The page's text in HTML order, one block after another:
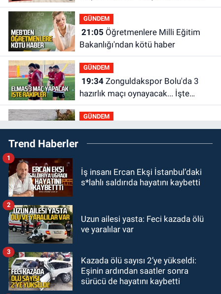
GÜNDEM
21:05
Bakanlığı'ndan kötü haber
GÜNDEM
19:34Zonguldakspor Bolu'da 3
hazırlık maçı oynayacak... İşte
rakipler...
GÜNDEM
19:27Çaycuma ırmağında görüldü:
Görenler şaşkınlık yaşadı
19:12TMO kabuklu fındık alım
18:52Zonguldak'ta pitbul köpek
GÜNDEM
18:44
çarptı: Ağır yaralanan yaya tedavi
Trend Haberler
İş insanı Ercan Ekşi İstanbul’daki
s*lahlı saldırıda hayatını kaybetti
1
Uzun ailesi yasta: Feci kazada ölü
ve yaralılar var
2
Kazada ölü sayısı 2’ye yükseldi:
Eşinin ardından saatler sonra
sürücü de hayatını kaybetti
3